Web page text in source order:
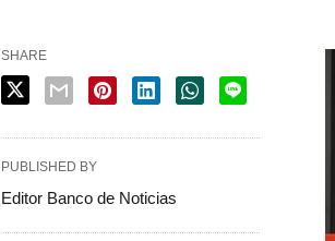
SHARE
PUBLISHED BY
Editor Banco de Noticias